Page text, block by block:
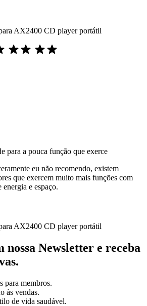
AX2400 CD player portátil
para a pouca função que exerce
eu não recomendo, existem
que exercem muito mais funções com
e espaço.
AX2400 CD player portátil
nossa Newsletter e receba
para membros.
às vendas.
de vida saudável.